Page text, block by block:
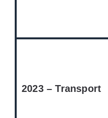
2023 – Transport